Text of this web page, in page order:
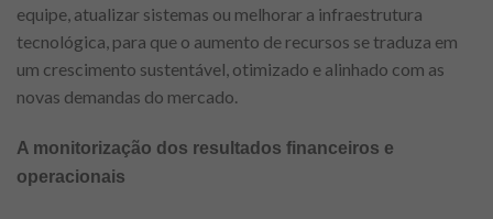
equipe, atualizar sistemas ou melhorar a infraestrutura
tecnológica, para que o aumento de recursos se traduza em
um crescimento sustentável, otimizado e alinhado com as
novas demandas do mercado.
A monitorização dos resultados financeiros e
operacionais